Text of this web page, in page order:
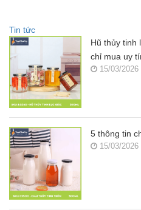
Tin tức
Hũ thủy tinh
chỉ mua uy
15/03/2026
5 thông tin
15/03/2026